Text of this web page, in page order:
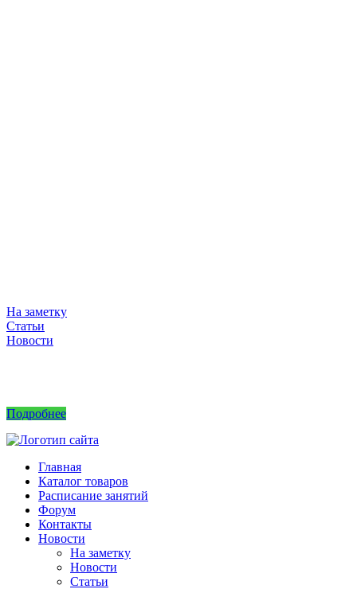
На заметку
Статьи
Новости
Подробнее
Главная
Каталог товаров
Расписание занятий
Форум
Контакты
Новости
На заметку
Новости
Статьи